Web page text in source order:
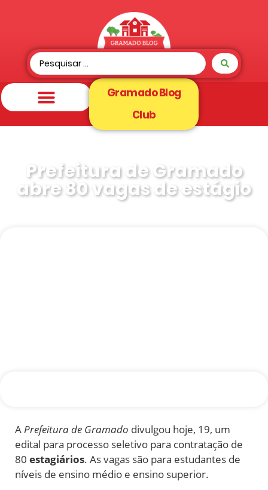
Gramado Blog
Club
Prefeitura de Gramado
abre 80 vagas de estágio
APrefeitura de Gramado divulgou hoje, 19, um
edital para processo seletivo para contratação de
80 estagiários. As vagas são para estudantes de
níveis de ensino médio e ensino superior.